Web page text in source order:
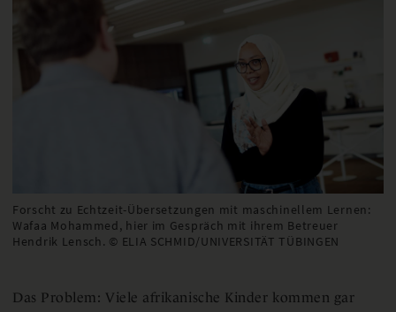
Forscht zu Echtzeit-Übersetzungen mit maschinellem Lernen:
Wafaa Mohammed, hier im Gespräch mit ihrem Betreuer
Hendrik Lensch. © ELIA SCHMID/UNIVERSITÄT TÜBINGEN
Das Problem: Viele afrikanische Kinder kommen gar